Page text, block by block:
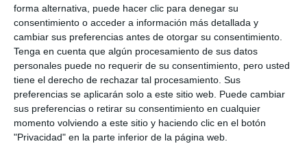
forma alternativa, puede hacer clic para denegar su
consentimiento o acceder a información más detallada y
cambiar sus preferencias antes de otorgar su consentimiento.
Tenga en cuenta que algún procesamiento de sus datos
personales puede no requerir de su consentimiento, pero usted
tiene el derecho de rechazar tal procesamiento. Sus
preferencias se aplicarán solo a este sitio web. Puede cambiar
sus preferencias o retirar su consentimiento en cualquier
momento volviendo a este sitio y haciendo clic en el botón
"Privacidad" en la parte inferior de la página web.